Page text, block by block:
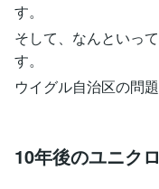
す。
そして、なんといっ
す。
ウイグル自治区の問
10年後のユニクロ